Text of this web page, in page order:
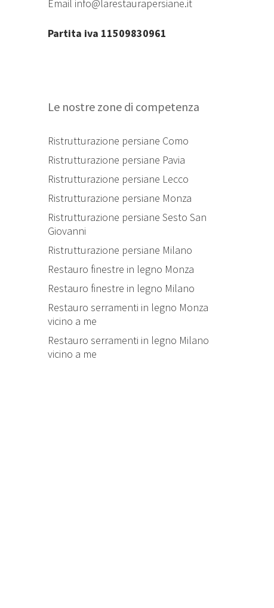
Email info@larestaurapersiane.it
Partita iva 11509830961
Le nostre zone di competenza
Ristrutturazione persiane Como
Ristrutturazione persiane Pavia
Ristrutturazione persiane Lecco
Ristrutturazione persiane Monza
Ristrutturazione persiane Sesto San
Giovanni
Ristrutturazione persiane Milano
Restauro finestre in legno Monza
Restauro finestre in legno Milano
Restauro serramenti in legno Monza
vicino a me
Restauro serramenti in legno Milano
vicino a me